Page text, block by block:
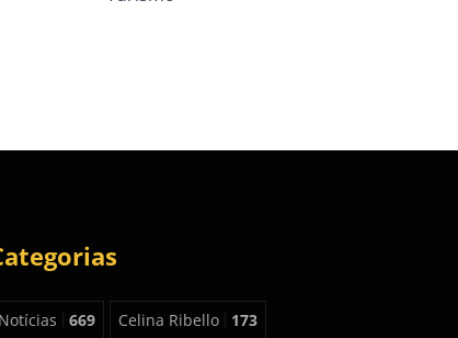
Notícias 669 Celina Ribello 173